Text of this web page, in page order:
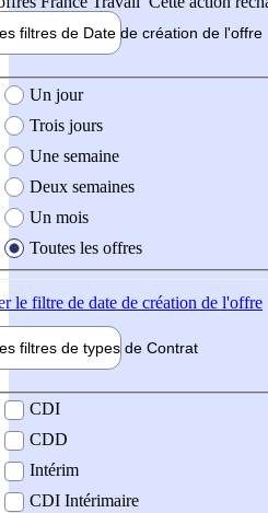
filtres de Date de création de l'offre
création de l'offre
Un jour
Trois jours
Une semaine
Deux semaines
Un mois
Toutes les offres
le filtre de date de création de l'offre
filtres de types de Contrat
contrat
CDI
CDD
Intérim
CDI Intérimaire